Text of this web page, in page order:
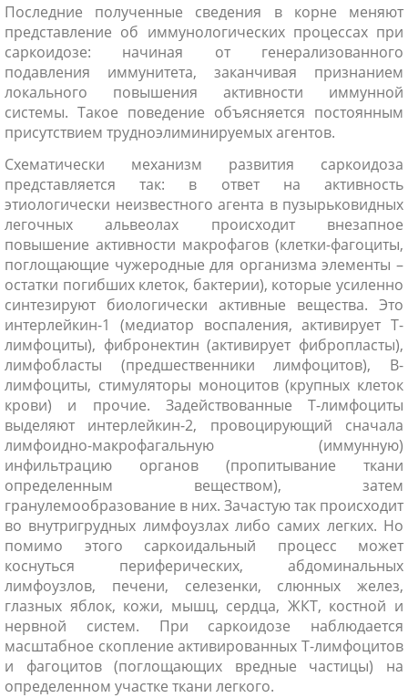
Последние полученные сведения в корне меняют
представление об иммунологических процессах при
саркоидозе: начиная от генерализованного
подавления иммунитета, заканчивая признанием
локального повышения активности иммунной
системы. Такое поведение объясняется постоянным
присутствием трудноэлиминируемых агентов.
Схематически механизм развития саркоидоза
представляется так: в ответ на активность
этиологически неизвестного агента в пузырьковидных
легочных альвеолах происходит внезапное
повышение активности макрофагов (клетки-фагоциты,
поглощающие чужеродные для организма элементы –
остатки погибших клеток, бактерии), которые усиленно
синтезируют биологически активные вещества. Это
интерлейкин-1 (медиатор воспаления, активирует Т-
лимфоциты), фибронектин (активирует фибропласты),
лимфобласты (предшественники лимфоцитов), B-
лимфоциты, стимуляторы моноцитов (крупных клеток
крови) и прочие. Задействованные Т-лимфоциты
выделяют интерлейкин-2, провоцирующий сначала
лимфоидно-макрофагальную (иммунную)
инфильтрацию органов (пропитывание ткани
определенным веществом), затем
гранулемообразование в них. Зачастую так происходит
во внутригрудных лимфоузлах либо самих легких. Но
помимо этого саркоидальный процесс может
коснуться периферических, абдоминальных
лимфоузлов, печени, селезенки, слюнных желез,
глазных яблок, кожи, мышц, сердца, ЖКТ, костной и
нервной систем. При саркоидозе наблюдается
масштабное скопление активированных Т-лимфоцитов
и фагоцитов (поглощающих вредные частицы) на
определенном участке ткани легкого.